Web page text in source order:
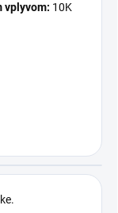
vplyvom: 10K